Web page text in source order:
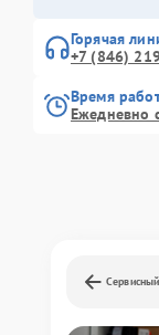
Горячая
+7 (846)
Время
Ежедневно